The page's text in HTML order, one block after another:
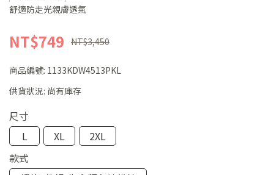
舒適防走光親膚透氣
NT$749 NT$3,450
商品編號: 1133KDW4513PKL
供貨狀況: 尚有庫存
尺寸
L
XL
2XL
款式